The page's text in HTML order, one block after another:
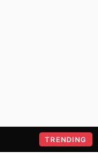
TRENDING